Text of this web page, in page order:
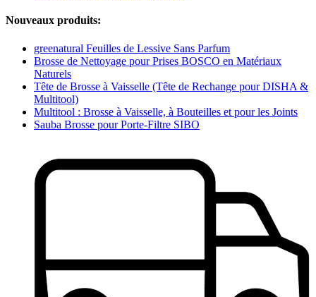
Nouveaux produits:
greenatural Feuilles de Lessive Sans Parfum
Brosse de Nettoyage pour Prises BOSCO en Matériaux
Naturels
Tête de Brosse à Vaisselle (Tête de Rechange pour DISHA &
Multitool)
Multitool : Brosse à Vaisselle, à Bouteilles et pour les Joints
Sauba Brosse pour Porte-Filtre SIBO